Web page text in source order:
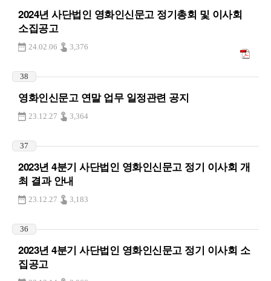
2024년 사단법인 영화인신문고 정기총회 및 이사회
소집공고
24.02.06 3,376
38
영화인신문고 연말 업무 일정관련 공지
23.12.27 3,364
37
2023년 4분기 사단법인 영화인신문고 정기 이사회 개
최 결과 안내
23.12.27 3,183
36
2023년 4분기 사단법인 영화인신문고 정기 이사회 소
집공고